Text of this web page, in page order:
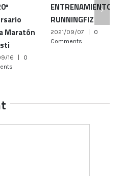
Maratón
16
0
ENTRENAMIENTOS
RUNNINGFIZ
2021/09/07
0
Comments